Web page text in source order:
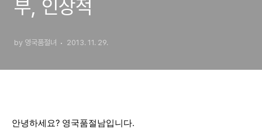
부, 인상적
by 영국품절녀 2013. 11. 29.
안녕하세요? 영국품절남입니다.